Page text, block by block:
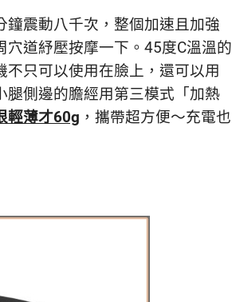
鐘震動八千次， 整個加速且加強
道紓壓按摩一下。 45度C溫溫的
不只可以使用在臉上， 還可以用
腿側邊的膽經用第三模式「加熱
輕薄才60g ，攜帶超方便～充電也